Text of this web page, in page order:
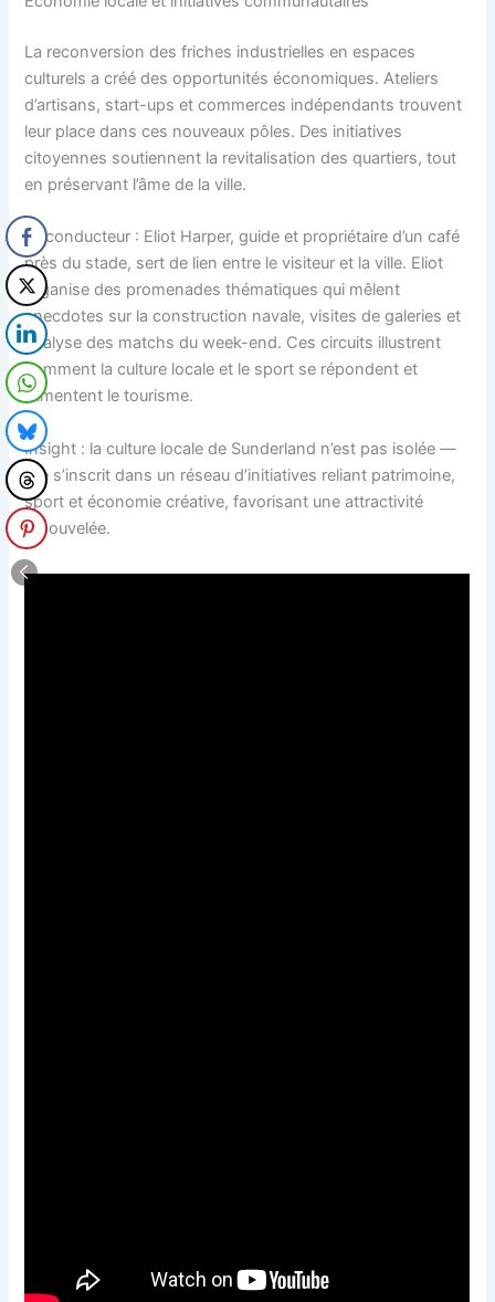
La reconversion des friches industrielles en espaces
culturels a créé des opportunités économiques. Ateliers
d’artisans, start-ups et commerces indépendants trouvent
leur place dans ces nouveaux pôles. Des initiatives
citoyennes soutiennent la revitalisation des quartiers, tout
en préservant l’âme de la ville.
Fil conducteur : Eliot Harper, guide et propriétaire d’un café
près du stade, sert de lien entre le visiteur et la ville. Eliot
organise des promenades thématiques qui mêlent
anecdotes sur la construction navale, visites de galeries et
analyse des matchs du week-end. Ces circuits illustrent
comment la culture locale et le sport se répondent et
alimentent le tourisme.
Insight : la culture locale de Sunderland n’est pas isolée —
elle s’inscrit dans un réseau d’initiatives reliant patrimoine,
sport et économie créative, favorisant une attractivité
renouvelée.